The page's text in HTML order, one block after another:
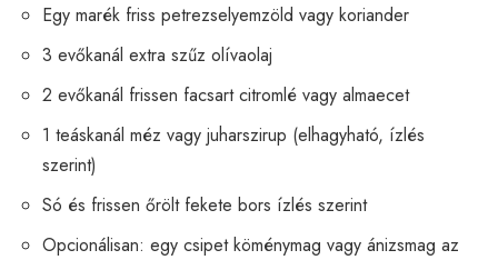
Egy marék friss petrezselyemzöld vagy koriander
3 evőkanál extra szűz olívaolaj
2 evőkanál frissen facsart citromlé vagy almaecet
1 teáskanál méz vagy juharszirup (elhagyható, ízlés
szerint)
Só és frissen őrölt fekete bors ízlés szerint
Opcionálisan: egy csipet köménymag vagy ánizsmag az